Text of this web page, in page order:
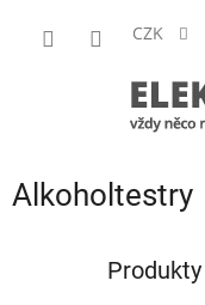
CZK
Alkoholtestry